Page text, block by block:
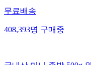
무료배송
408,393명 구매중